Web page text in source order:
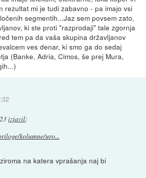
rezultat mi je tudi zabavno - pa imajo vsi
segmentih...Jaz sem povsem zato,
ki ste proti "razprodaji" tale zgornja
tem pa da vaša skupina državljanov
ves denar, ki smo ga do sedaj
(Banke, Adria, Cimos, še prej Mura,
izjavil:
kolumne/uro...
na katera vprašanja naj bi